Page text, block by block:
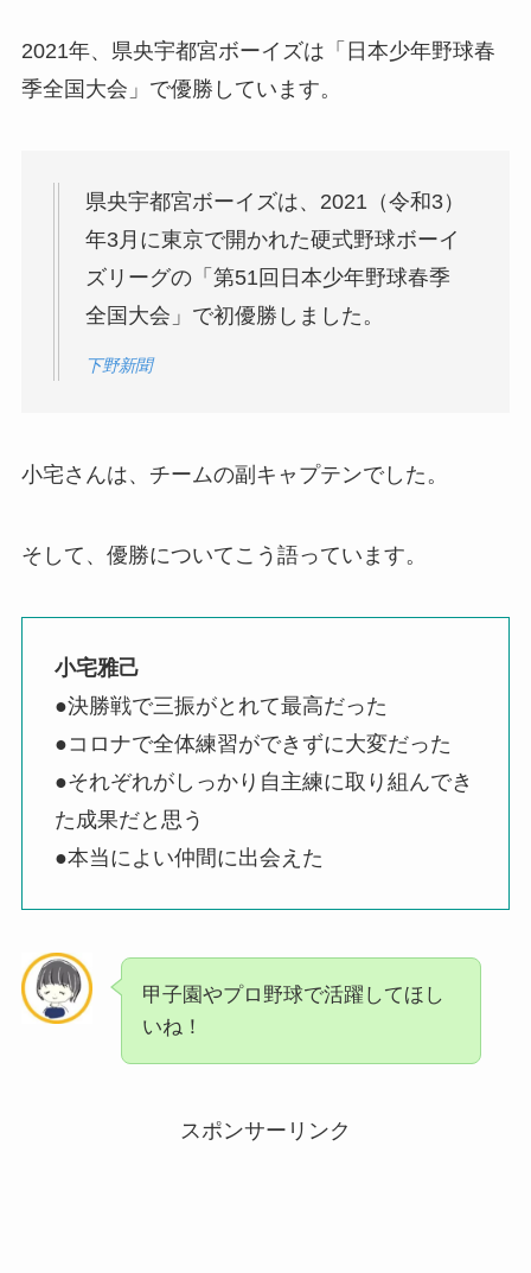
2021年、県央宇都宮ボーイズは「日本少年野球春
季全国大会」で優勝しています。
県央宇都宮ボーイズは、2021（令和3）
年3月に東京で開かれた硬式野球ボーイ
ズリーグの「第51回日本少年野球春季
全国大会」で初優勝しました。
下野新聞
小宅さんは、チームの副キャプテンでした。
そして、優勝についてこう語っています。
小宅雅己
●決勝戦で三振がとれて最高だった
●コロナで全体練習ができずに大変だった
●それぞれがしっかり自主練に取り組んでき
た成果だと思う
●本当によい仲間に出会えた
甲子園やプロ野球で活躍してほし
いね！
スポンサーリンク